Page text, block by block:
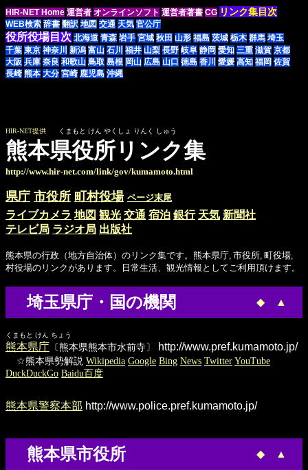
HIR-NET Home 運営者 オンラインソフト 運営者著書 CG リンク集目次
WEB検索 辞書 翻訳 地図 交通 天気 官公庁
役所役場目次 北海道 青森 岩手 宮城 秋田 山形 福島 茨城 栃木 群馬 埼玉
千葉 東京 神奈川 新潟 富山 石川 福井 山梨 長野 岐阜 静岡 愛知 三重 滋賀 京都
大阪 兵庫 奈良 和歌山 鳥取 島根 岡山 広島 山口 徳島 香川 愛媛 高知 福岡 佐賀
長崎 熊本 大分 宮崎 鹿児島 沖縄
HIR-NET提供 くまもと けん やくしょ りんく しゅう
熊本県役所リンク集
http://www.hir-net.com/link/gov/kumamoto.html
県庁 市役所 町村役場 ページ末尾
ライブカメラ 地図 観光 交通 宿泊 銀行 天気 新聞社
テレビ局 ラジオ局 出版社
熊本県の行政（地方自治体）のリンク集です。熊本県庁, 市役所, 町役場,
村役場のリンクがあります。日常生活、観光情報としてご利用頂けます。
埼玉県庁・国の機関 ◆ ▲
くまもと けん ちょう
熊本県庁 〔熊本県熊本市水前寺〕 http://www.pref.kumamoto.jp/
☆熊本県勢解説 Wikipedia Google Bing News Twitter YouTube
DuckDuckGo Baidu百度
熊本県警察本部 http://www.police.pref.kumamoto.jp/
熊本県市役所 ◆ ▲